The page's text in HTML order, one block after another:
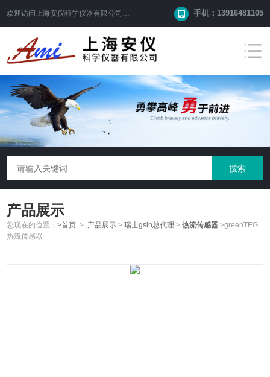
欢迎访问 上海安仪科学仪器有限公司 网站！ 手机：13916481105
产品展示
您现在的位置：>首页 > 产品展示 >瑞士gsin总代理 >热流传感器 >greenTEG
热流传感器